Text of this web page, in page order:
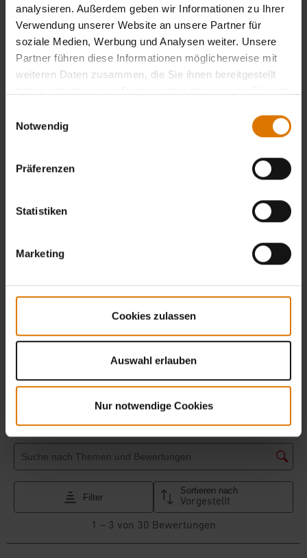
analysieren. Außerdem geben wir Informationen zu Ihrer
Verwendung unserer Website an unsere Partner für
soziale Medien, Werbung und Analysen weiter. Unsere
Partner führen diese Informationen möglicherweise mit
weiteren Daten zusammen, die Sie ihnen bereitgestellt
Notwendig
Präferenzen
Statistiken
Marketing
Cookies zulassen
Auswahl erlauben
Nur notwendige Cookies